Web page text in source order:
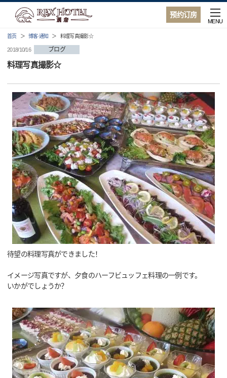
预约订房
MENU
首页 博客·通知 料理写真撮影☆
2018/10/16 ブログ
料理写真撮影☆
待望の料理写真ができました！
イメージ写真ですが、夕食のハーフビュッフェ料理の一例です。
いかがでしょうか？